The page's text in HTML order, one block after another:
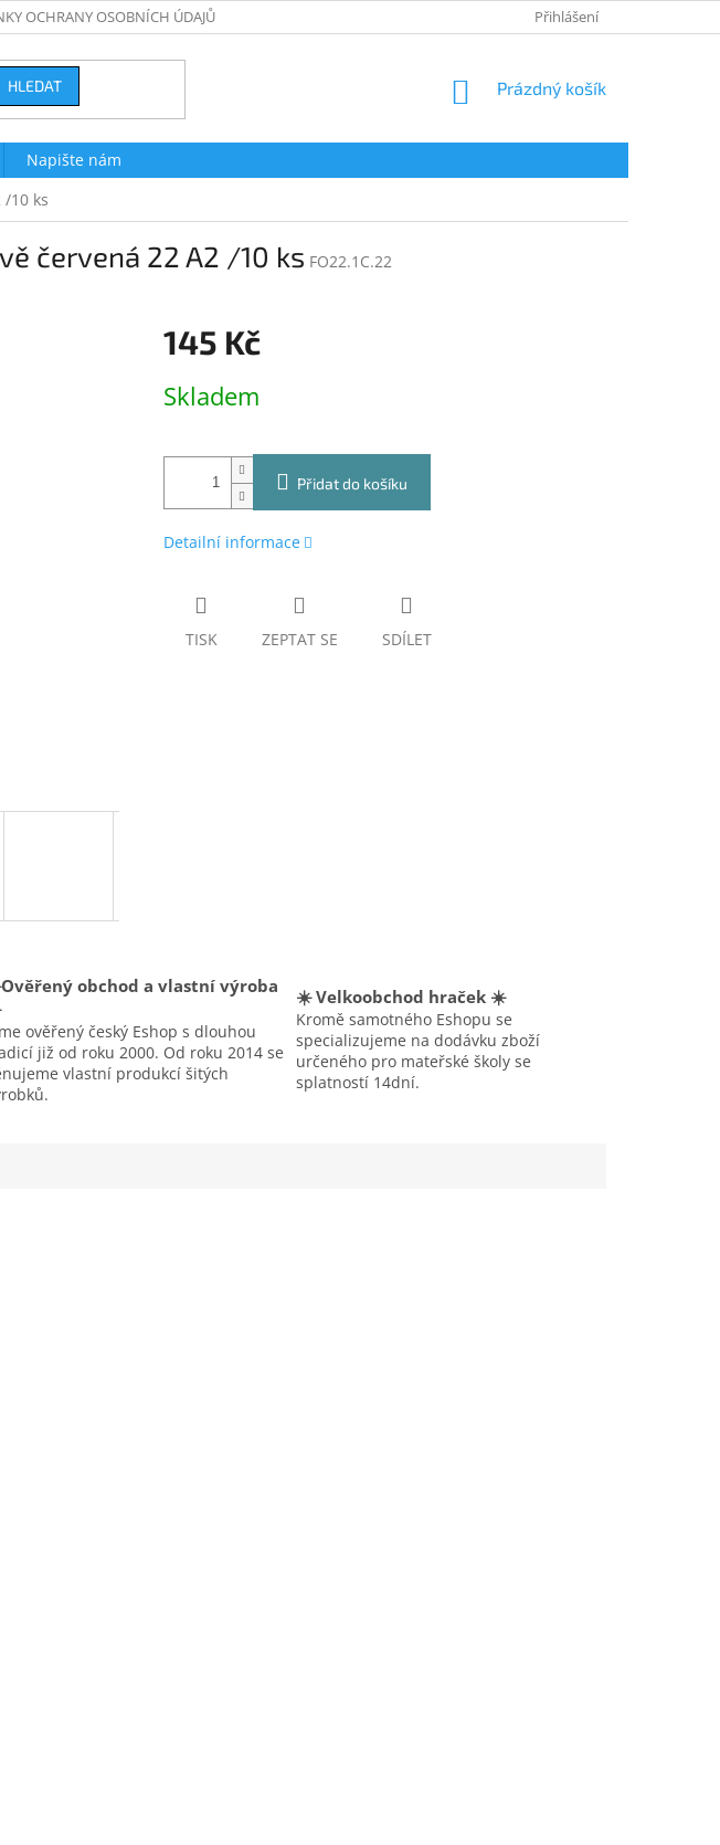
OCHRANY OSOBNÍCH ÚDAJŮ Přihlášení
HLEDAT
NÁKUPNÍ
Prázdný košík
Napište nám
/10 ks
červená 22 A2 /10 ks FO22.1C.22
145 Kč
cena:
Skladem
Přidat do košíku
Detailní informace
TISK ZEPTAT SE SDÍLET
obchod a vlastní výroba
ověřený český Eshop s dlouhou
již od roku 2000. Od roku 2014 se
vlastní produkcí šitých
☀️ Velkoobchod hraček ☀️
Kromě samotného Eshopu se
specializujeme na dodávku zboží
určeného pro mateřské školy se
splatností 14dní.